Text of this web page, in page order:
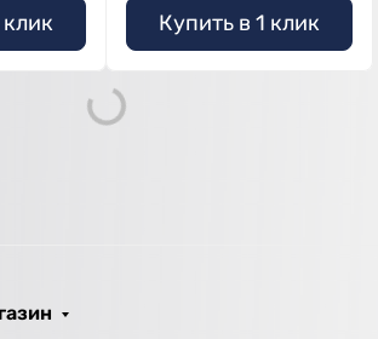
Купить в 1 клик
Loading...